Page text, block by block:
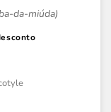
da-miúda)